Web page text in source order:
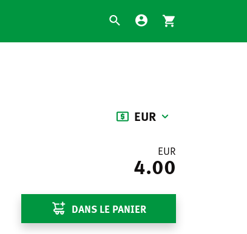
EUR
EUR
4.00
DANS LE PANIER